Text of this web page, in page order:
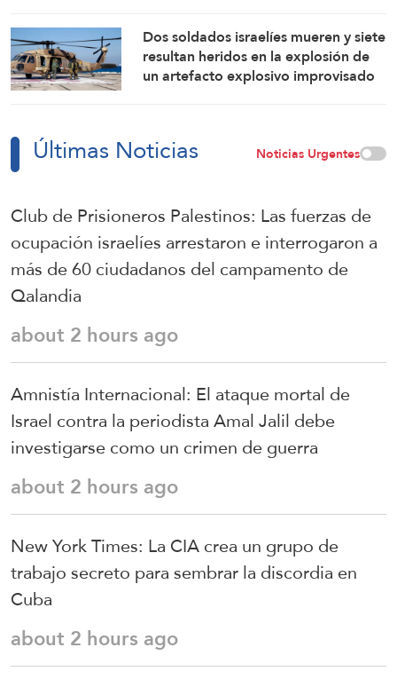
Dos soldados israelíes mueren y siete
resultan heridos en la explosión de
un artefacto explosivo improvisado
Últimas Noticias Noticias Urgentes
Club de Prisioneros Palestinos: Las fuerzas de
ocupación israelíes arrestaron e interrogaron a
más de 60 ciudadanos del campamento de
Qalandia
about 2 hours ago
Amnistía Internacional: El ataque mortal de
Israel contra la periodista Amal Jalil debe
investigarse como un crimen de guerra
about 2 hours ago
New York Times: La CIA crea un grupo de
trabajo secreto para sembrar la discordia en
Cuba
about 2 hours ago